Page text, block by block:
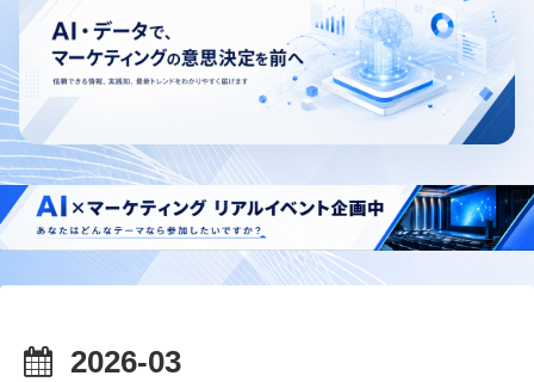
2026-03